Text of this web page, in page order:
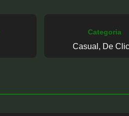
Categoria
Casual, De